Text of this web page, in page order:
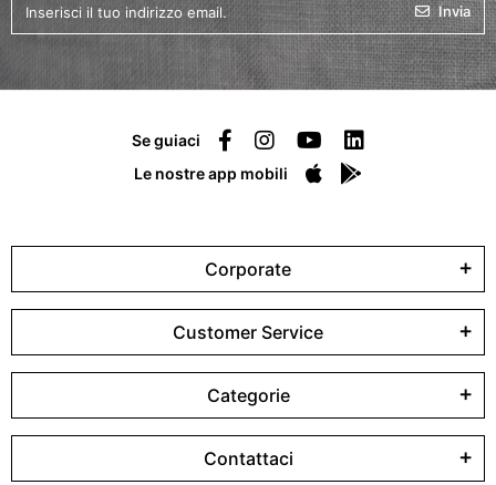
Invia
Se guiaci
Le nostre app mobili
Corporate
Customer Service
Categorie
Contattaci